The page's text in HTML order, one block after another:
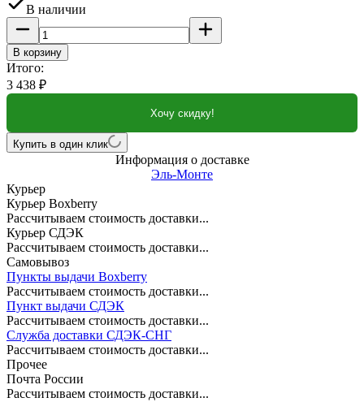
В наличии
В корзину
Итого:
3 438 ₽
Хочу скидку!
Купить в один клик
Информация о доставке
Эль-Монте
Курьер
Курьер Boxberry
Рассчитываем стоимость доставки...
Курьер СДЭК
Рассчитываем стоимость доставки...
Самовывоз
Пункты выдачи Boxberry
Рассчитываем стоимость доставки...
Пункт выдачи СДЭК
Рассчитываем стоимость доставки...
Служба доставки СДЭК-СНГ
Рассчитываем стоимость доставки...
Прочее
Почта России
Рассчитываем стоимость доставки...